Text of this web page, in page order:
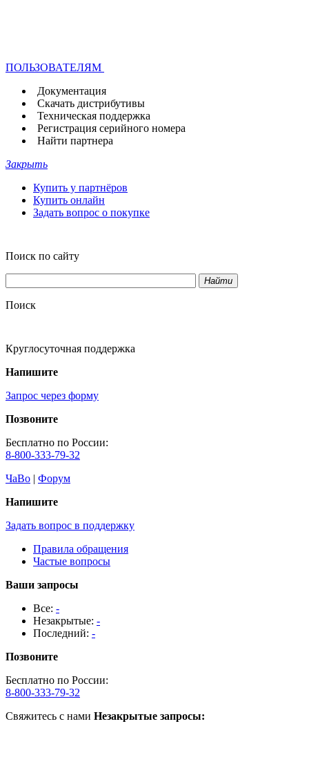
ПОЛЬЗОВАТЕЛЯМ
Документация
Скачать дистрибутивы
Техническая поддержка
Регистрация серийного номера
Найти партнера
Закрыть
Купить у партнёров
Купить онлайн
Задать вопрос о покупке
Поиск по сайту
Найти
Поиск
Круглосуточная поддержка
Напишите
Запрос через форму
Позвоните
Бесплатно по России:
8-800-333-79-32
ЧаВо | Форум
Напишите
Задать вопрос в поддержку
Правила обращения
Частые вопросы
Ваши запросы
Все: -
Незакрытые: -
Последний: -
Позвоните
Бесплатно по России:
8-800-333-79-32
Свяжитесь с нами Незакрытые запросы: